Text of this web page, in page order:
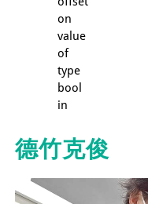
年代別お
用語集
監修情報
on
value
of
type
bool
in
德竹克俊